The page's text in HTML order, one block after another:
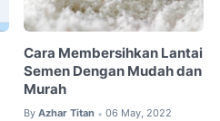
Cara Membersihkan Lantai
Semen Dengan Mudah dan
Murah
By Azhar Titan • 06 May, 2022